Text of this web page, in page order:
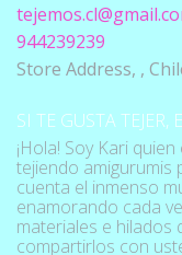
944239239
Store Address, ,
SI TE GUSTA
¡Hola! Soy Kari
tejiendo amigurumis
cuenta el inmenso
enamorando cada
materiales e hilados
compartirlos con